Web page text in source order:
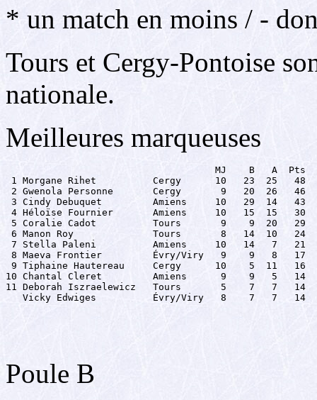
* un match en moins / -
Tours et Cergy-Pontoise
nationale.
Meilleures marqueuses
                                     MJ    B   A  Pts
1 Morgane Rihet          Cergy      10   23  25   48
2 Gwenola Personne       Cergy       9   20  26   46
3 Cindy Debuquet         Amiens     10   29  14   43
4 Héloïse Fournier       Amiens     10   15  15   30
5 Coralie Cadot          Tours       9    9  20   29
6 Manon Roy              Tours       8   14  10   24
7 Stella Paleni          Amiens     10   14   7   21
8 Maeva Frontier         Évry/Viry   9    9   8   17
9 Tiphaine Hautereau     Cergy      10    5  11   16
10 Chantal Cleret         Amiens      9    9   5   14
11 Deborah Iszraelewicz   Tours       5    7   7   14
   Vicky Edwiges          Évry/Viry   8    7   7   14
Poule B